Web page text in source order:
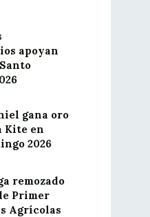
apoyan
gana oro
Kite en
2026
remozado
Primer
Agrícolas